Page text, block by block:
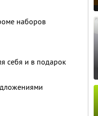
наборов
себя и в подарок